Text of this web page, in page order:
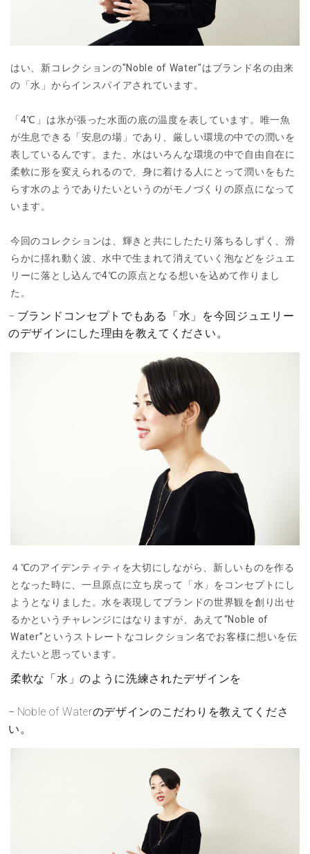
はい、新コレクションの"Noble of Water"はブランド名の由来
の「水」からインスパイアされています。
「4℃」は氷が張った水面の底の温度を表しています。唯一魚
が生息できる「安息の場」であり、厳しい環境の中での潤いを
表しているんです。また、水はいろんな環境の中で自由自在に
柔軟に形を変えられるので、身に着ける人にとって潤いをもた
らす水のようでありたいというのがモノづくりの原点になって
います。
今回のコレクションは、輝きと共にしたたり落ちるしずく、滑
らかに揺れ動く波、水中で生まれて消えていく泡などをジュエ
リーに落とし込んで4℃の原点となる想いを込めて作りまし
た。
ブランドコンセプトでもある「水」を今回ジュエリー
のデザインにした理由を教えてください。
４℃のアイデンティティを大切にしながら、新しいものを作る
となった時に、一旦原点に立ち戻って「水」をコンセプトにし
ようとなりました。水を表現してブランドの世界観を創り出せ
るかというチャレンジにはなりますが、あえて“Noble of
Water”というストレートなコレクション名でお客様に想いを伝
えたいと思っています。
柔軟な「水」のように洗練されたデザインを
Noble of Waterのデザインのこだわりを教えてくださ
い。